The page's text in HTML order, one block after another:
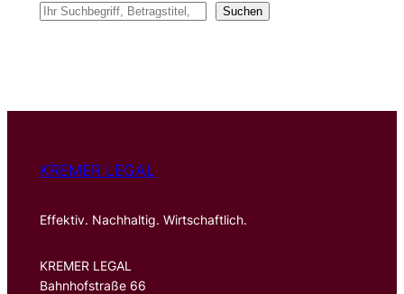
S
n
Suchen
KREMER LEGAL
Effektiv. Nachhaltig. Wirtschaftlich.
KREMER LEGAL
Bahnhofstraße 66